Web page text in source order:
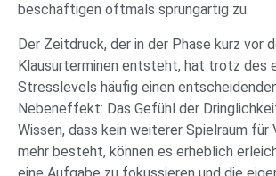
beschäftigen oftmals sprungartig zu.
Der Zeitdruck, der in der Phase kurz vor
Klausurterminen entsteht, hat trotz des
Stresslevels häufig einen
Nebeneffekt: Das Gefühl der
Wissen, dass kein weiterer Spielraum für
mehr besteht, können es erheblich
eine Aufgabe zu fokussieren und die